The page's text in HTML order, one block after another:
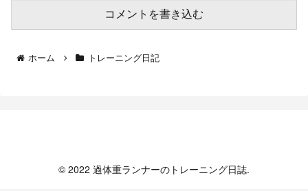
コメントを書き込む
ホーム トレーニング日記
© 2022 過体重ランナーのトレーニング日誌.